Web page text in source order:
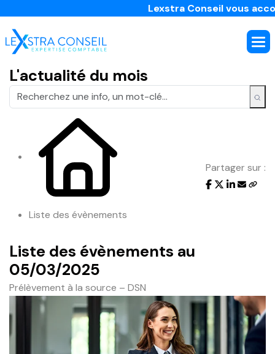
Lexstra Conseil vous
L'actualité du mois
Liste des évènements
Partager sur :
Liste des évènements au
05/03/2025
Prélèvement à la source – DSN